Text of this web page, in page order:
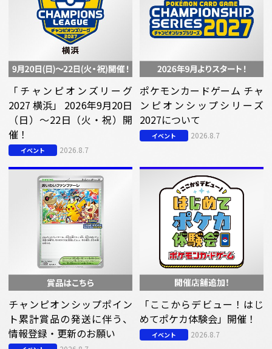
「チャンピオンズリーグ
2027 横浜」 2026年9月20日
（日）～22日（火・祝）開
催！
イベント 2026.8.7
ポケモンカードゲーム チャ
ンピオンシップシリーズ
2027について
イベント 2026.8.7
チャンピオンシップポイン
ト累計賞品の発送に伴う、
情報登録・更新のお願い
「ここからデビュー！はじ
めてポケカ体験会」開催！
イベント 2026.8.7